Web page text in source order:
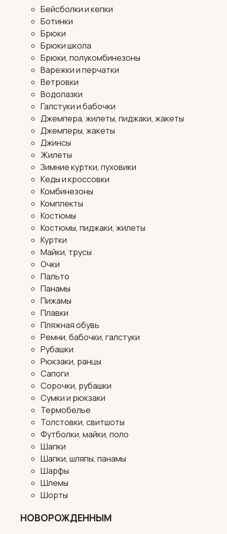
Бейсболки и кепки
Ботинки
Брюки
Брюки школа
Брюки, полукомбинезоны
Варежки и перчатки
Ветровки
Водолазки
Галстуки и бабочки
Джемпера, жилеты, пиджаки, жакеты
Джемперы, жакеты
Джинсы
Жилеты
Зимние куртки, пуховики
Кеды и кроссовки
Комбинезоны
Комплекты
Костюмы
Костюмы, пиджаки, жилеты
Куртки
Майки, трусы
Очки
Пальто
Панамы
Пижамы
Плавки
Пляжная обувь
Ремни, бабочки, галстуки
Рубашки
Рюкзаки, ранцы
Сапоги
Сорочки, рубашки
Сумки и рюкзаки
Термобелье
Толстовки, свитшоты
Футболки, майки, поло
Шапки
Шапки, шляпы, панамы
Шарфы
Шлемы
Шорты
НОВОРОЖДЕННЫМ